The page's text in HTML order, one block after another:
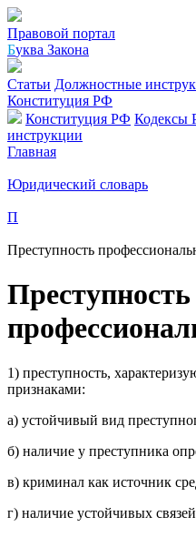
Правовой портал
Буква Закона
Статьи Должностные
Конституция РФ
Конституция РФ Кодексы
инструкции
Главная
Юридический словарь
П
Преступность
Преступность
1) преступность,
признаками:
а) устойчивый вид
б) наличие у преступника
в) криминал как источник
г) наличие устойчивых